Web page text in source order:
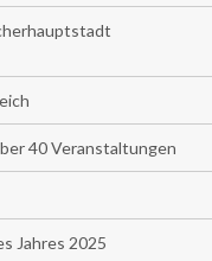
40 Veranstaltungen
Jahres 2025